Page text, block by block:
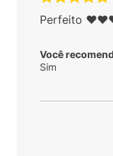
Perfeito
Você
Sim